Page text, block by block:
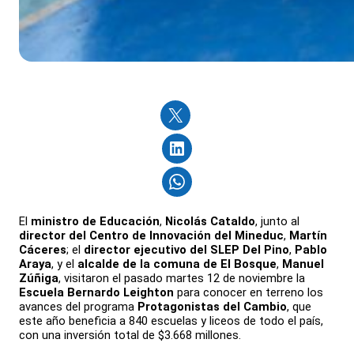
El ministro de Educación, Nicolás Cataldo, junto al
director del Centro de Innovación del Mineduc, Martín
Cáceres; el director ejecutivo del SLEP Del Pino, Pablo
Araya, y el alcalde de la comuna de El Bosque, Manuel
Zúñiga, visitaron el pasado martes 12 de noviembre la
Escuela Bernardo Leighton para conocer en terreno los
avances del programa Protagonistas del Cambio, que
este año beneficia a 840 escuelas y liceos de todo el país,
con una inversión total de $3.668 millones.